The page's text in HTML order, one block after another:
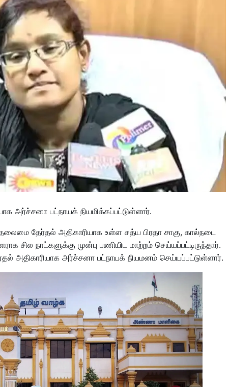
அர்ச்சனா பட்நாயக் நியமிக்கப்பட்டுள்ளார்.
தேர்தல் அதிகாரியாக உள்ள சத்ய பிரதா சாகு, கால்நடை
சில நாட்களுக்கு முன்பு பணியிட மாற்றம் செய்யப்பட்டிருந்தார்.
அதிகாரியாக அர்ச்சனா பட்நாயக் நியமனம் செய்யப்பட்டுள்ளார்.